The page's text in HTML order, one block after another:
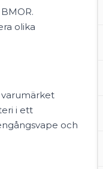
olika
varumärket
i ett
och